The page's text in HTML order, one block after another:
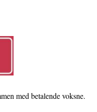
med betalende voksne.